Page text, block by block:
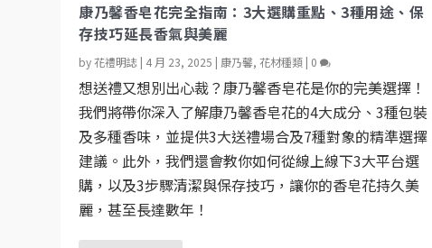
康乃馨香皂花完全指南：3大選購重點、3種用途、保
存技巧延長香氣與美麗
by花禮明誌 | 4 月 23, 2025 | 康乃馨,花材種類 | 0
想送禮又想別出心裁？康乃馨香皂花是你的完美選擇！
我們將帶你深入了解康乃馨香皂花的4大成分、3種包裝
及多種香味，並提供3大送禮場合及7種對象的精準選擇
建議。此外，我們還會教你如何從線上線下3大平台選
購，以及3步驟清潔與保存技巧，讓你的香皂花持久美
麗，甚至長達數年！